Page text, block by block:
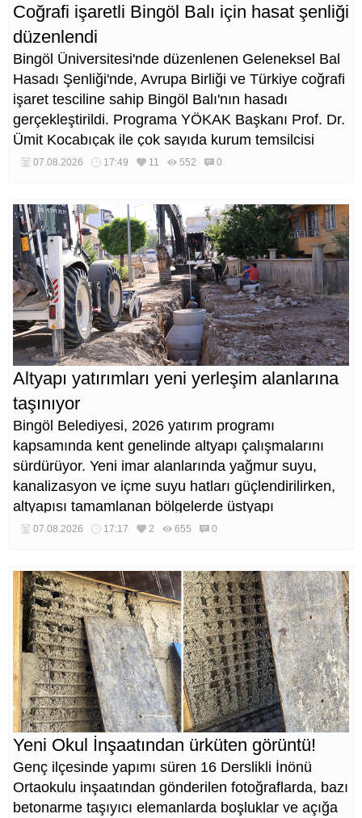
Coğrafi işaretli Bingöl Balı için hasat şenliği
düzenlendi
Bingöl Üniversitesi'nde düzenlenen Geleneksel Bal
Hasadı Şenliği'nde, Avrupa Birliği ve Türkiye coğrafi
işaret tesciline sahip Bingöl Balı'nın hasadı
gerçekleştirildi. Programa YÖKAK Başkanı Prof. Dr.
Ümit Kocabıçak ile çok sayıda kurum temsilcisi
katıldı.
07.08.2026 17:49 11 552 0
Altyapı yatırımları yeni yerleşim alanlarına
taşınıyor
Bingöl Belediyesi, 2026 yatırım programı
kapsamında kent genelinde altyapı çalışmalarını
sürdürüyor. Yeni imar alanlarında yağmur suyu,
kanalizasyon ve içme suyu hatları güçlendirilirken,
altyapısı tamamlanan bölgelerde üstyapı
düzenlemeleri de eş zamanlı yürütülüyor.
07.08.2026 17:17 2 655 0
Yeni Okul İnşaatından ürküten görüntü!
Genç ilçesinde yapımı süren 16 Derslikli İnönü
Ortaokulu inşaatından gönderilen fotoğraflarda, bazı
betonarme taşıyıcı elemanlarda boşluklar ve açığa